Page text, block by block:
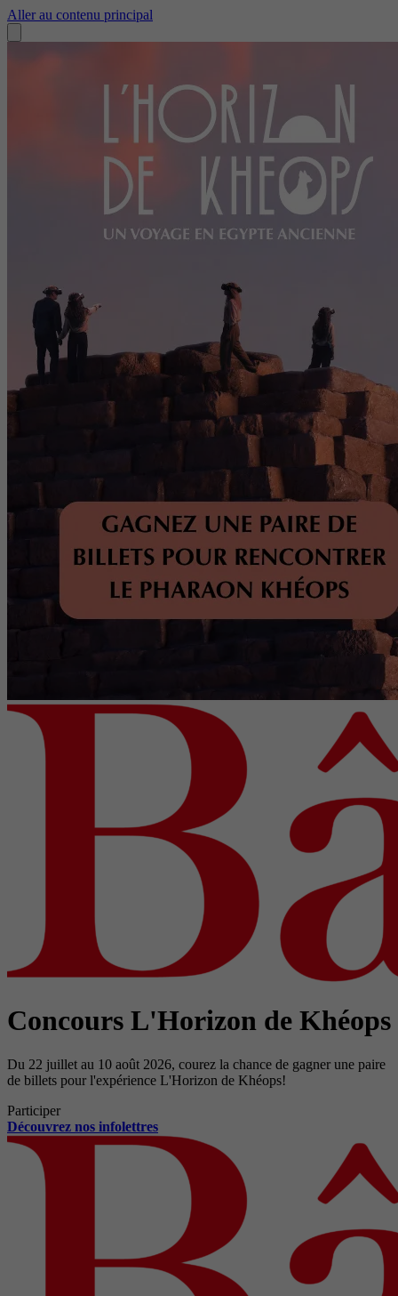
Aller au contenu principal
Concours L'Horizon de Khéops
Du 22 juillet au 10 août 2026, courez la chance de gagner une paire
de billets pour l'expérience L'Horizon de Khéops!
Participer
Découvrez nos infolettres